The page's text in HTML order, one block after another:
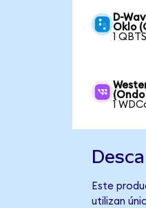
D-
Oklo
1
1
Este
utilizan